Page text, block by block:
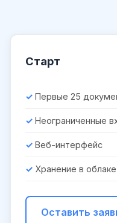
Старт
Первые 25
Неограниченные
Веб-интерфейс
Хранение в облаке
Оставить